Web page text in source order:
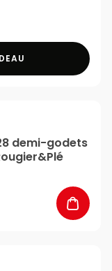
demi-godets